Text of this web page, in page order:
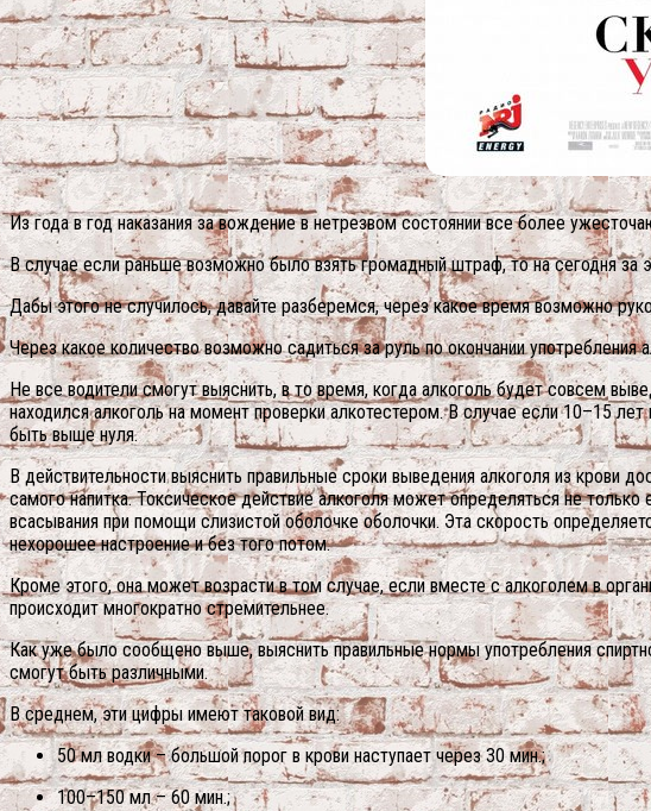
Из года в год наказания за вождение в нетрезвом состоянии все более
В случае если раньше возможно было взять громадный штраф, то на сегодня за
Дабы этого не случилось, давайте разберемся, через какое время возможно
Через какое количество возможно садиться за руль по окончании употребления
Не все водители смогут выяснить, в то время, когда алкоголь будет совсем
находился алкоголь на момент проверки алкотестером. В случае если 10–15
быть выше нуля.
В действительности выяснить правильные сроки выведения алкоголя из крови
самого напитка.Токсическое действие алкоголя может определяться не
всасывания при помощи слизистой оболочке оболочки. Эта скорость
нехорошее настроение и без того потом.
Кроме этого, она может возрасти в том случае, если вместе с алкоголем в
происходит многократно стремительнее.
Как уже было сообщено выше, выяснить правильные нормы употребления
смогут быть различными.
В среднем, эти цифры имеют таковой вид:
50 мл водки – большой порог в крови наступает через 30 мин.;
100–150 мл – 60 мин.;